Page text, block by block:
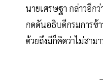
นายเศรษฐา กล่าวอีก
กดดันอธิบดีกรมการข้
ด้วยถึงมีก็คิดว่าไม่สาม